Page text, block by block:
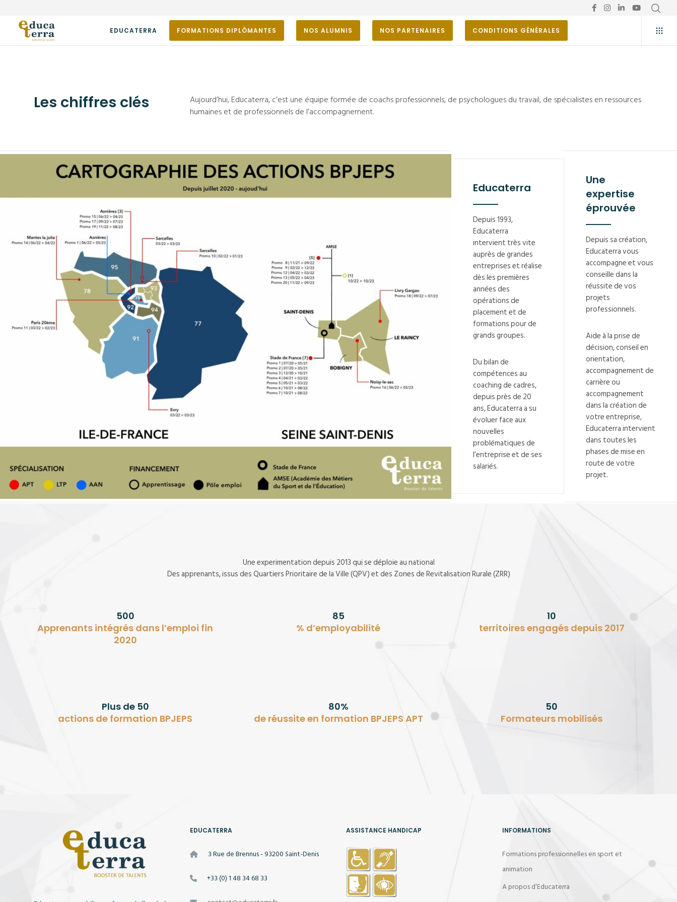
EDUCATERRA FORMATIONS DIPLÔMANTES NOS ALUMNIS NOS PARTENAIRES CONDITIONS GÉNÉRALES
Les chiffres clés
Aujourd’hui, Educaterra, c’est une équipe formée de coachs professionnels, de psychologues du travail, de spécialistes en ressources
humaines et de professionnels de l’accompagnement.
Educaterra
Depuis 1993,
Educaterra
intervient très vite
auprès de grandes
entreprises et réalise
dès les premières
années des
opérations de
placement et de
formations pour de
grands groupes.
Du bilan de
compétences au
coaching de cadres,
depuis près de 20
ans, Educaterra a su
évoluer face aux
nouvelles
problématiques de
l’entreprise et de ses
salariés.
Une
expertise
éprouvée
Depuis sa création,
Educaterra vous
accompagne et vous
conseille dans la
réussite de vos
projets
professionnels.
Aide à la prise de
décision, conseil en
orientation,
accompagnement de
carrière ou
accompagnement
dans la création de
votre entreprise,
Educaterra intervient
dans toutes les
phases de mise en
route de votre
projet.
Une experimentation depuis 2013 qui se déploie au national
Des apprenants, issus des Quartiers Prioritaire de la Ville (QPV) et des Zones de Revitalisation Rurale (ZRR)
500
Apprenants intégrés dans l’emploi fin
2020
85
% d’employabilité
10
territoires engagés depuis 2017
Plus de 50
actions de formation BPJEPS
80%
de réussite en formation BPJEPS APT
50
Formateurs mobilisés
EDUCATERRA
3 Rue de Brennus - 93200 Saint-Denis
+33 (0) 1 48 34 68 33
ASSISTANCE HANDICAP INFORMATIONS
Formations professionnelles en sport et
animation
A propos d’Educaterra